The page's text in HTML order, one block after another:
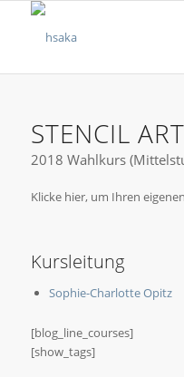
STENCIL ART
2018 Wahlkurs
Klicke hier, um Ihren
Kursleitung
Sophie-Charlotte Opitz
[blog_line_courses]
[show_tags]